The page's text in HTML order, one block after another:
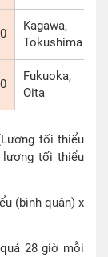
Kagawa,
Tokushima
Fukuoka,
Oita
tối thiểu
tối thiểu
(bình quân) x
28 giờ mỗi